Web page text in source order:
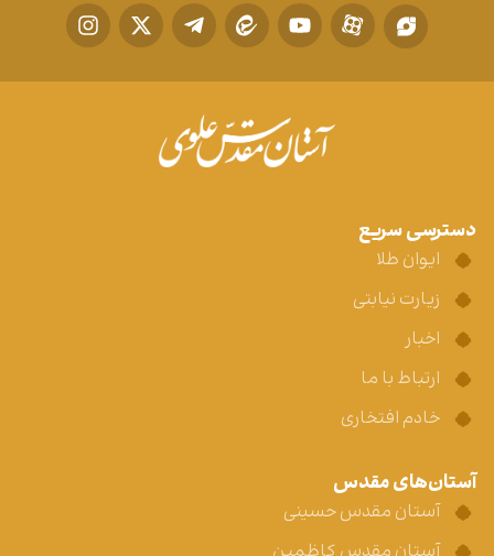
دسترسی سریع
ایوان طلا
زیارت نیابتی
اخبار
ارتباط با ما
خادم افتخاری
آستان‌های مقدس
آستان مقدس حسینی